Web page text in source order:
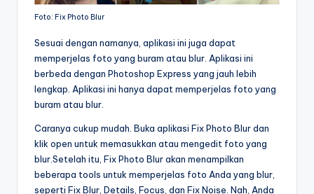
Foto: Fix Photo Blur
Sesuai dengan namanya, aplikasi ini juga dapat
memperjelas foto yang buram atau blur. Aplikasi ini
berbeda dengan Photoshop Express yang jauh lebih
lengkap. Aplikasi ini hanya dapat memperjelas foto yang
buram atau blur.
Caranya cukup mudah. Buka aplikasi Fix Photo Blur dan
klik open untuk memasukkan atau mengedit foto yang
blur.Setelah itu, Fix Photo Blur akan menampilkan
beberapa tools untuk memperjelas foto Anda yang blur,
seperti Fix Blur, Details, Focus, dan Fix Noise. Nah, Anda